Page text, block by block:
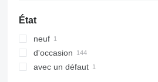
État
neuf
d'occasion
avec un défaut